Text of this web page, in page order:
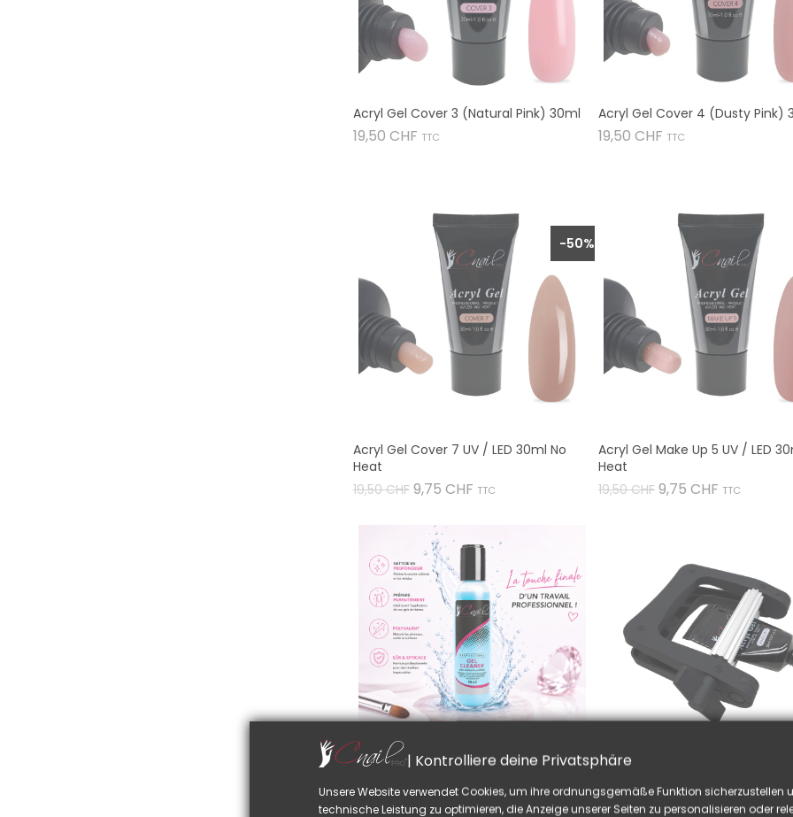
Acryl Gel Cover 3 (Natural Pink) 30ml
19,50 CHF Preis
TTC
Acryl Gel Cover 4 (Dusty Pink)
19,50 CHF Preis
TTC
Acryl Gel Cover 7 UV / LED 30ml No
Heat
Verkaufspreis
19,50 CHF
-50%
9,75 CHF Preis
TTC
Acryl Gel Make Up 5 UV / LED
Heat
Verkaufspreis
19,50 CHF 9,75 CHF Preis
TTC
Gel Cleaner 90ml
6,90 CHFPreis
TTC
Squeezer Für Acrylgel Tube
12,90 CHF Preis
TTC
| Kontrolliere deine Privatsphäre
Unsere Website verwendet Cookies, um ihre ordnungsgemäße Funktion sicherzustellen
technische Leistung zu optimieren, die Anzeige unserer Seiten zu personalisieren oder